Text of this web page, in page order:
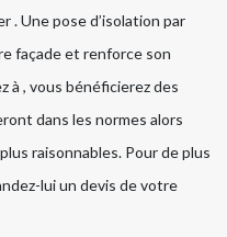
. Une pose d’isolation par
façade et renforce son
à , vous bénéficierez des
dans les normes alors
raisonnables. Pour de plus
lui un devis de votre